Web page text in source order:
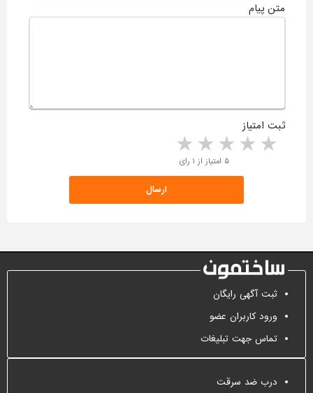
متن پیام
ثبت امتیاز
4 stars 3 stars 2 stars 1 star ۵ امتیاز از ۱ رای
ثبت آگهی رایگان
ورود کاربران عضو
تماس جهت تبلیغات
درب ضد سرقت